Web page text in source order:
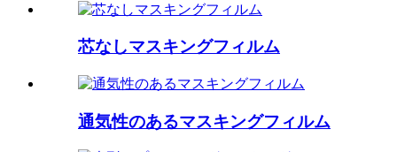
芯なしマスキングフィルム
通気性のあるマスキングフィルム